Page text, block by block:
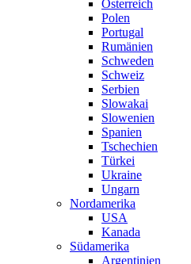
Österreich
Polen
Portugal
Rumänien
Schweden
Schweiz
Serbien
Slowakai
Slowenien
Spanien
Tschechien
Türkei
Ukraine
Ungarn
Nordamerika
USA
Kanada
Südamerika
Argentinien